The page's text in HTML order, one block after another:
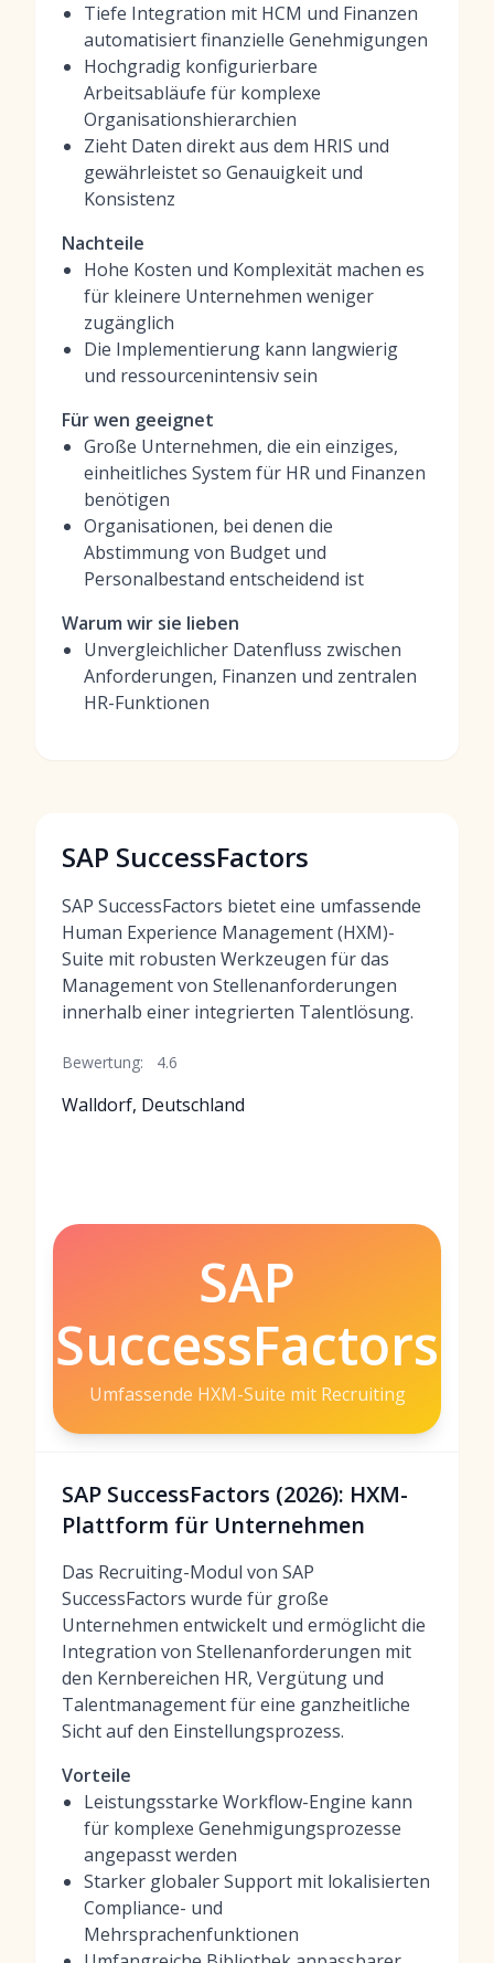
Tiefe Integration mit HCM und Finanzen
automatisiert finanzielle Genehmigungen
Hochgradig konfigurierbare
Arbeitsabläufe für komplexe
Organisationshierarchien
Zieht Daten direkt aus dem HRIS und
gewährleistet so Genauigkeit und
Konsistenz
Nachteile
Hohe Kosten und Komplexität machen es
für kleinere Unternehmen weniger
zugänglich
Die Implementierung kann langwierig
und ressourcenintensiv sein
Für wen geeignet
Große Unternehmen, die ein einziges,
einheitliches System für HR und Finanzen
benötigen
Organisationen, bei denen die
Abstimmung von Budget und
Personalbestand entscheidend ist
Warum wir sie lieben
Unvergleichlicher Datenfluss zwischen
Anforderungen, Finanzen und zentralen
HR-Funktionen
SAP SuccessFactors
SAP SuccessFactors bietet eine umfassende
Human Experience Management (HXM)-
Suite mit robusten Werkzeugen für das
Management von Stellenanforderungen
innerhalb einer integrierten Talentlösung.
Bewertung: 4.6
Walldorf, Deutschland
SAP
SuccessFactors
Umfassende HXM-Suite mit Recruiting
SAP SuccessFactors (2026): HXM-
Plattform für Unternehmen
Das Recruiting-Modul von SAP
SuccessFactors wurde für große
Unternehmen entwickelt und ermöglicht die
Integration von Stellenanforderungen mit
den Kernbereichen HR, Vergütung und
Talentmanagement für eine ganzheitliche
Sicht auf den Einstellungsprozess.
Vorteile
Leistungsstarke Workflow-Engine kann
für komplexe Genehmigungsprozesse
angepasst werden
Starker globaler Support mit lokalisierten
Compliance- und
Mehrsprachenfunktionen